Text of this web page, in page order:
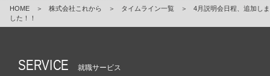
HOME ＞ 株式会社これから ＞ タイムライン一覧 ＞
4月説明会日程、追加しま
した！！
SERVICE 就職サービス